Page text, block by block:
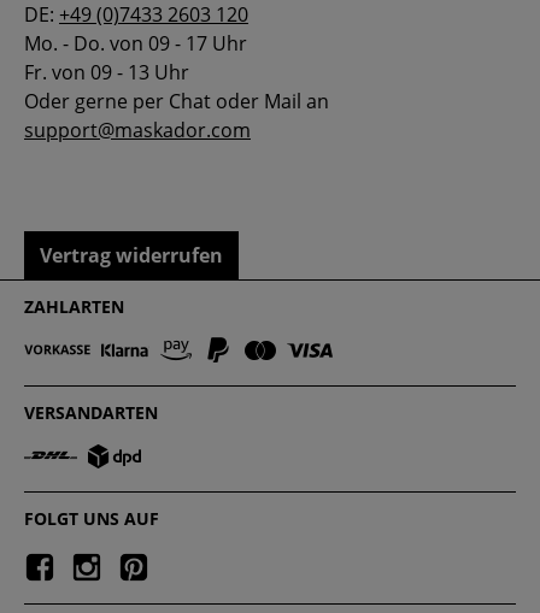
DE: +49 (0)7433 2603 120
Mo. - Do. von 09 - 17 Uhr
Fr. von 09 - 13 Uhr
Oder gerne per Chat oder Mail an
support@maskador.com
Vertrag widerrufen
ZAHLARTEN
VERSANDARTEN
FOLGT UNS AUF